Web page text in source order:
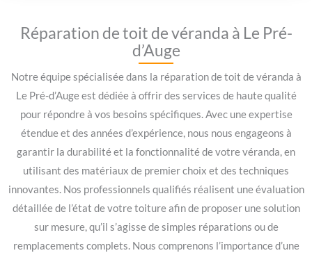
Réparation de toit de véranda à Le Pré-
d’Auge
Notre équipe spécialisée dans la réparation de toit de véranda à
Le Pré-d’Auge est dédiée à offrir des services de haute qualité
pour répondre à vos besoins spécifiques. Avec une expertise
étendue et des années d’expérience, nous nous engageons à
garantir la durabilité et la fonctionnalité de votre véranda, en
utilisant des matériaux de premier choix et des techniques
innovantes. Nos professionnels qualifiés réalisent une évaluation
détaillée de l’état de votre toiture afin de proposer une solution
sur mesure, qu’il s’agisse de simples réparations ou de
remplacements complets. Nous comprenons l’importance d’une